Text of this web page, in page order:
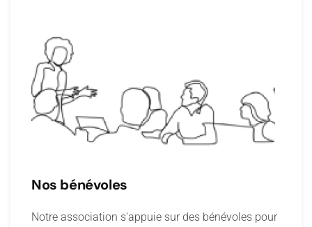
Nos bénévoles
Notre association s'appuie sur des bénévoles pour